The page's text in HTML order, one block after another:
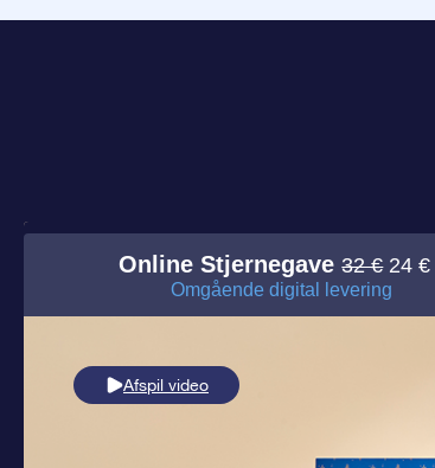
Online Stjernegave32 € 24 €
Omgående digital levering
Afspil video